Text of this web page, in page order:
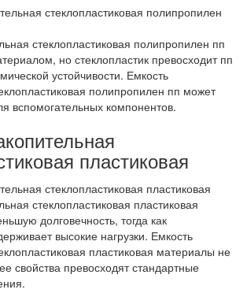
стеклопластиковая полипропилен пп
но стеклопластик превосходит пп
устойчивости. Емкость
полипропилен пп может
вспомогательных компонентов.
пластиковая
стеклопластиковая пластиковая
долговечность, тогда как
высокие нагрузки. Емкость
пластиковая материалы не
свойства превосходят стандартные